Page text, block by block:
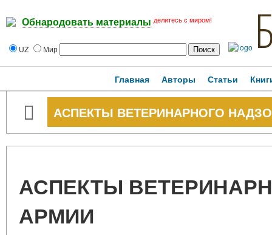
Обнародовать материалы делитесь с миром!
UZ Мир
Главная Авторы Статьи
АСПЕКТЫ ВЕТЕРИНАРНОГО
АСПЕКТЫ
АРМИИ